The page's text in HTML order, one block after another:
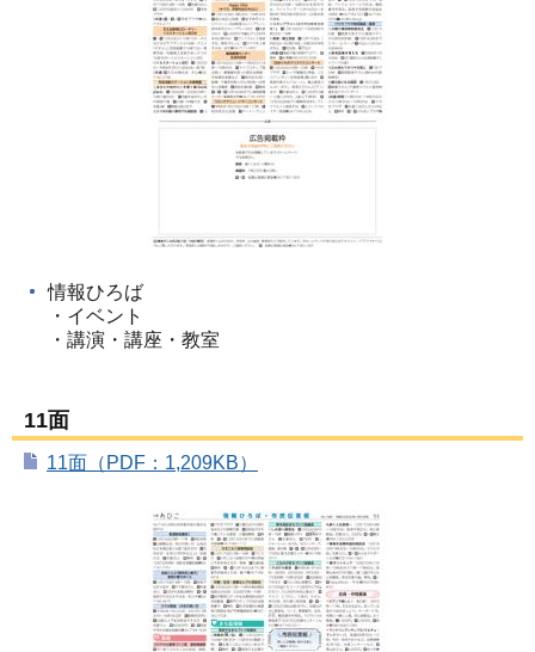
情報ひろば
・イベント
・講演・講座・教室
11面
11面（PDF：1,209KB）